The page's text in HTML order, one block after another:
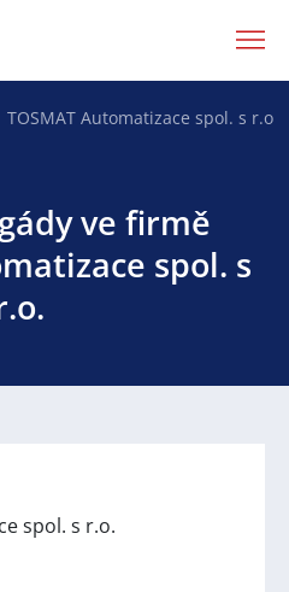
TOSMAT Automatizace spol. s r.o.
ve firmě
spol. s
spol. s r.o.